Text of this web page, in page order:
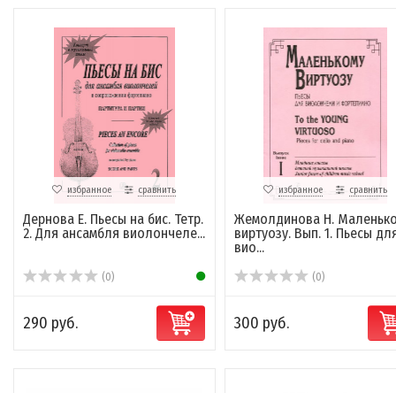
избранное сравнить
Дернова Е. Пьесы на бис. Тетр.
2. Для ансамбля виолончеле...
(0)
290 руб.
избранное сравнить
Жемолдинова Н.
виртуозу. Вып. 1. Пьесы
вио...
(0)
300 руб.